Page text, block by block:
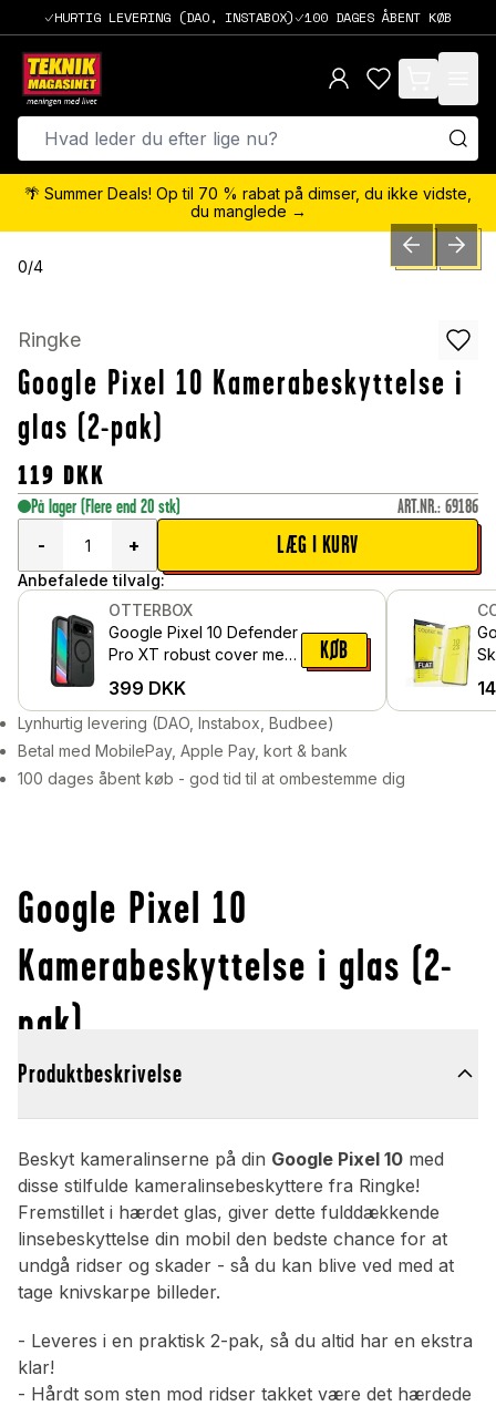
HURTIG LEVERING (DAO, INSTABOX) 100 DAGES ÅBENT KØB
items in cart,
🌴 Summer Deals! Op til 70 % rabat på dimser, du ikke vidste,
du manglede →
0/4 PREVIOUSNEXT
Ringke
Google Pixel 10 Kamerabeskyttelse i
glas (2-pak)
119 DKK
På lager (Flere end 20 stk) ART.NR.: 69186
-
+ LÆG I KURV
Anbefalede tilvalg:
OTTERBOX
Google Pixel 10 Defender
Pro XT robust cover med
Sort/gennemsigtig
399 DKK
KØB
Lynhurtig levering (DAO, Instabox, Budbee)
Betal med MobilePay, Apple Pay, kort & bank
100 dages åbent køb - god tid til at ombestemme dig
Google Pixel 10
Kamerabeskyttelse i glas (2-
pak)
Produktbeskrivelse
Beskyt kameralinserne på din Google Pixel 10 med
disse stilfulde kameralinsebeskyttere fra Ringke!
Fremstillet i hærdet glas, giver dette fulddækkende
linsebeskyttelse din mobil den bedste chance for at
undgå ridser og skader - så du kan blive ved med at
tage knivskarpe billeder.
- Leveres i en praktisk 2-pak, så du altid har en ekstra
klar!
- Hårdt som sten mod ridser takket være det hærdede